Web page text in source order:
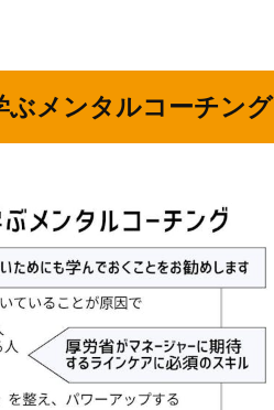
ぶメンタルコーチング